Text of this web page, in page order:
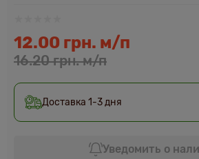
Доставка 1-3 дня
16.20 грн. м/п
12.00 грн. м/п
Уведомить о